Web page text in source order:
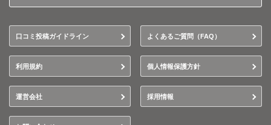
口コミ投稿ガイドライン よくあるご質問（FAQ）
利用規約 個人情報保護方針
運営会社 採用情報